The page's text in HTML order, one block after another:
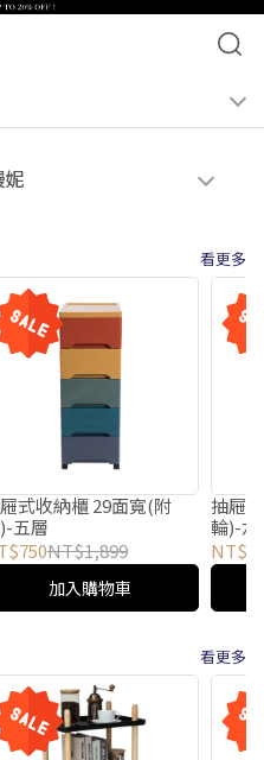
看更多
式收納櫃 29面寬(附
五層
NT$1,899
加入購物車
抽屜
輪)-六
看更多